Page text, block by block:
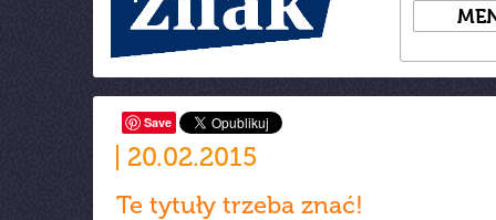
Save
20.02.2015
Te tytuły trzeba znać!